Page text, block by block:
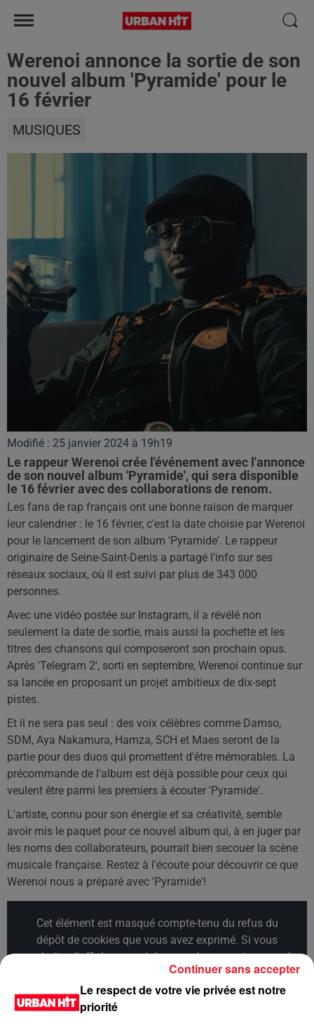
Werenoi annonce la sortie de son
nouvel album 'Pyramide' pour le
16 février
MUSIQUES
Modifié : 25 janvier 2024 à 19h19
Le rappeur Werenoi crée l'événement avec l'annonce
de son nouvel album 'Pyramide', qui sera disponible
le 16 février avec des collaborations de renom.
Les fans de rap français ont une bonne raison de marquer
leur calendrier : le 16 février, c'est la date choisie par Werenoi
pour le lancement de son album 'Pyramide'. Le rappeur
originaire de Seine-Saint-Denis a partagé l'info sur ses
réseaux sociaux, où il est suivi par plus de 343 000
personnes.
Avec une vidéo postée sur Instagram, il a révélé non
seulement la date de sortie, mais aussi la pochette et les
titres des chansons qui composeront son prochain opus.
Après 'Telegram 2', sorti en septembre, Werenoi continue sur
sa lancée en proposant un projet ambitieux de dix-sept
pistes.
Et il ne sera pas seul : des voix célèbres comme Damso,
SDM, Aya Nakamura, Hamza, SCH et Maes seront de la
partie pour des duos qui promettent d'être mémorables. La
précommande de l'album est déjà possible pour ceux qui
veulent être parmi les premiers à écouter 'Pyramide'.
L'artiste, connu pour son énergie et sa créativité, semble
avoir mis le paquet pour ce nouvel album qui, à en juger par
les noms des collaborateurs, pourrait bien secouer la scène
musicale française. Restez à l'écoute pour découvrir ce que
Werenoi nous a préparé avec 'Pyramide'!
Cet élément est masqué compte-tenu du refus du
dépôt de cookies que vous avez exprimé. Si vous
souhaitez l'afficher, merci de nous donner votre accord
en cliquant sur le bouton ci-dessous.
Afficher l'élément
Le respect de votre vie privée est notre
priorité
Continuer sans accepter